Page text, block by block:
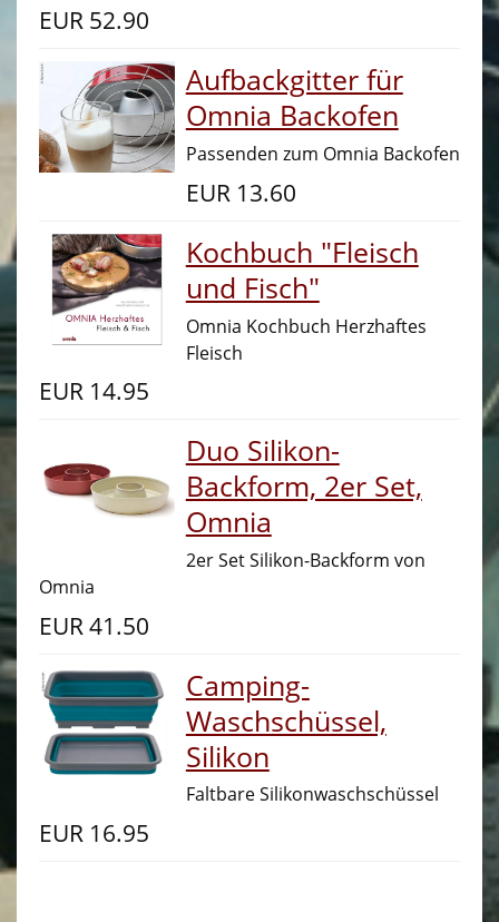
Selbstausbau Materialien
Shop Campingzubehör/ Lagerware
Campingstühle, Zelte, Haustierbedarf, Literatur
Einbauten und Teile 2. Hand
Teller, Tassen, Kochbedarf
Fahrzeugbelüftung/ Anbauteile
Rund um Wasser und Campingchemie
Ihr Shop vor Ort
Archiv
Galerie
Hinweise zur Batterieentsorgung
Widerrufsrecht
EUR 52.90
Aufbackgitter für
Omnia Backofen
Passenden zum Omnia Backofen
EUR 13.60
Kochbuch "Fleisch
und Fisch"
Omnia Kochbuch Herzhaftes
Fleisch
EUR 14.95
Duo Silikon-
Backform, 2er Set,
Omnia
2er Set Silikon-Backform von
Omnia
EUR 41.50
Camping-
Waschschüssel,
Silikon
Faltbare Silikonwaschschüssel
EUR 16.95